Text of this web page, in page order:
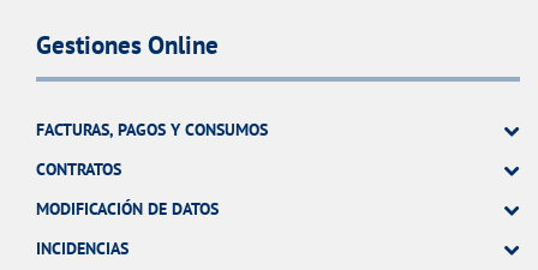
Gestiones Online
FACTURAS, PAGOS Y CONSUMOS
CONTRATOS
MODIFICACIÓN DE DATOS
INCIDENCIAS